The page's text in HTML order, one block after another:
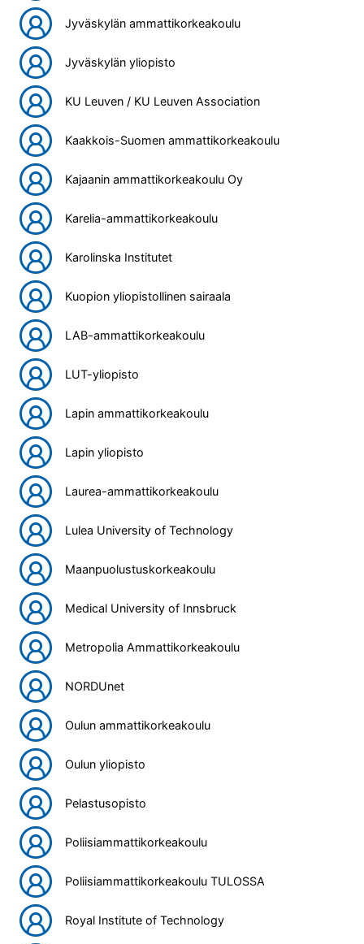
Jyväskylän ammattikorkeakoulu
Jyväskylän yliopisto
KU Leuven / KU Leuven Association
Kaakkois-Suomen ammattikorkeakoulu
Kajaanin ammattikorkeakoulu Oy
Karelia-ammattikorkeakoulu
Karolinska Institutet
Kuopion yliopistollinen sairaala
LAB-ammattikorkeakoulu
LUT-yliopisto
Lapin ammattikorkeakoulu
Lapin yliopisto
Laurea-ammattikorkeakoulu
Lulea University of Technology
Maanpuolustuskorkeakoulu
Medical University of Innsbruck
Metropolia Ammattikorkeakoulu
NORDUnet
Oulun ammattikorkeakoulu
Oulun yliopisto
Pelastusopisto
Poliisiammattikorkeakoulu
Poliisiammattikorkeakoulu TULOSSA
Royal Institute of Technology